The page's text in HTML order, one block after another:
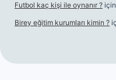
Futbol kaç kişi ile oynanır ? için
Birey eğitim kurumları kimin ?